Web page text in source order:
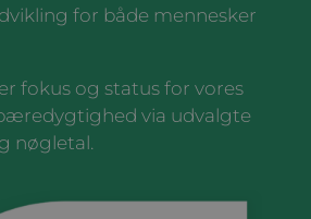
for både mennesker
fokus og status for vores
via udvalgte
nøgletal.